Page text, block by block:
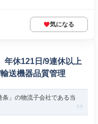
気になる
年休121日/9連休以上
送機器品質管理
」の物流子会社である当